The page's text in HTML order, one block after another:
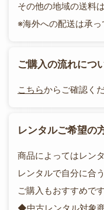
その他の地域の送料は
※海外への配送は承
ご購入の流れにつ
こちらからご確認く
レンタルご希望の
商品によってはレン
レンタルで自分に合
ご購入もおすすめです